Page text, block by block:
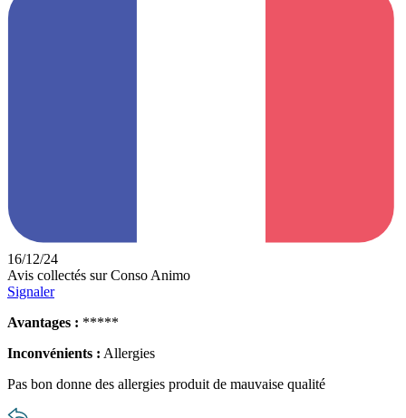
16/12/24
Avis collectés sur Conso Animo
Signaler
Avantages : *****
Inconvénients : Allergies
Pas bon donne des allergies produit de mauvaise qualité